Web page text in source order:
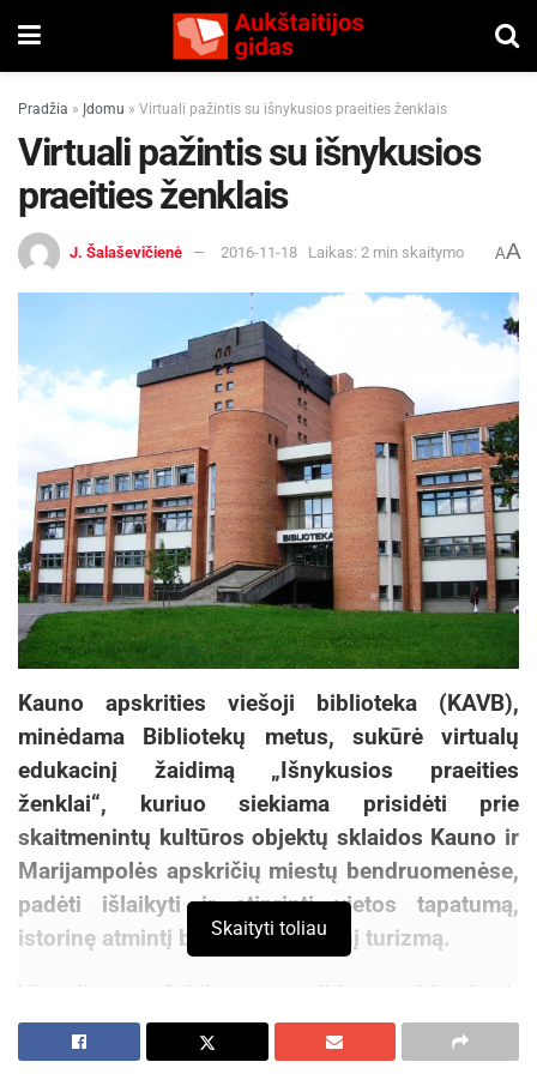
Pradžia » Įdomu » Virtuali pažintis su išnykusios praeities ženklais
Virtuali pažintis su išnykusios
praeities ženklais
J. Šalaševičienė 2016-11-18 Laikas: 2 min skaitymo AA
Kauno apskrities viešoji biblioteka (KAVB),
minėdama Bibliotekų metus, sukūrė virtualų
edukacinį žaidimą „Išnykusios praeities
ženklai“, kuriuo siekiama prisidėti prie
skaitmenintų kultūros objektų sklaidos Kauno ir
Marijampolės apskričių miestų bendruomenėse,
padėti išlaikyti ir stiprinti vietos tapatumą,
istorinę atmintį bei skatinti vietinį turizmą.
Virtualiame žaidime pateikiama įdomi ir
naudinga informacija apie įvairius Kauno,
Birštono, Garliavos, Jonavos, Kaišiadorių,
Skaityti toliau